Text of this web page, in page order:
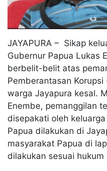
JAYAPURA – Sikap
Gubernur Papua Lukas
berbelit-belit atas
Pemberantasan
warga Jayapura kesal.
Enembe, pemanggilan
disepakati oleh
Papua dilakukan di
masyarakat Papua di
dilakukan sesuai hukum